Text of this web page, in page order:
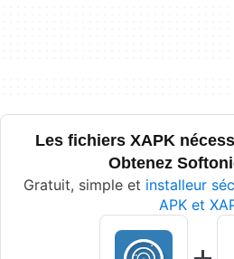
Les fichiers XAPK
Obtenez
Gratuit, simple et installeur
APK et